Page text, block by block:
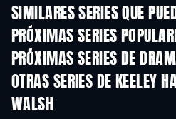
SIMILARES SERIES QUE
TV
PRÓXIMAS SERIES
TV
PRÓXIMAS SERIES DE
Temporada 6
OTRAS SERIES DE KEELEY
WALSH